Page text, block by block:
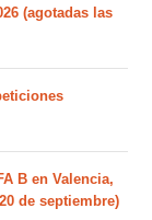
(agotadas las
B en Valencia,
de septiembre)